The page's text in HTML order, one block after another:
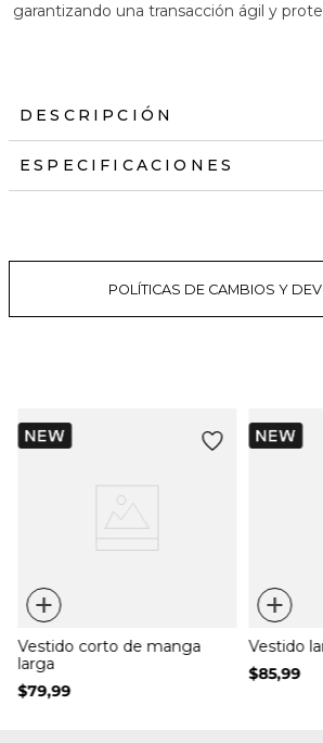
garantizando una transacción ágil y
DESCRIPCIÓN
ESPECIFICACIONES
POLÍTICAS DE CAMBIOS Y
+
Vestido corto de manga
larga
$79,99
+
Vestido
$85,99